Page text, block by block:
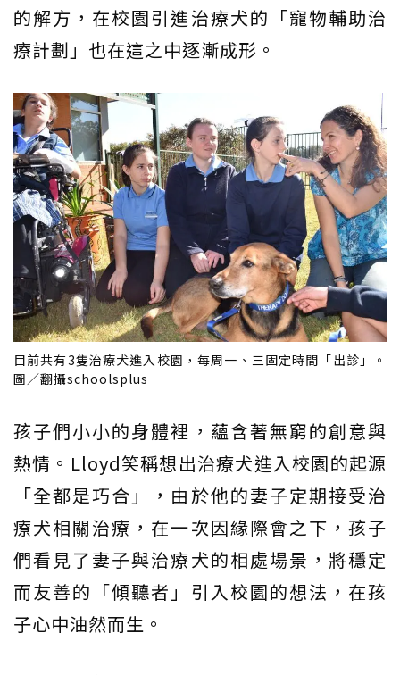
的解方，在校園引進治療犬的「寵物輔助治
療計劃」也在這之中逐漸成形。
目前共有3隻治療犬進入校園，每周一、三固定時間「出診」。
圖／翻攝schoolsplus
孩子們小小的身體裡，蘊含著無窮的創意與
熱情。Lloyd笑稱想出治療犬進入校園的起源
「全都是巧合」，由於他的妻子定期接受治
療犬相關治療，在一次因緣際會之下，孩子
們看見了妻子與治療犬的相處場景，將穩定
而友善的「傾聽者」引入校園的想法，在孩
子心中油然而生。